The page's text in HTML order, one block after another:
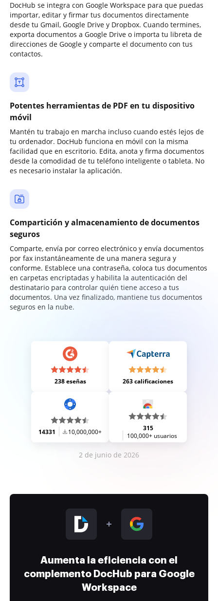
DocHub se integra con Google Workspace para que puedas
importar, editar y firmar tus documentos directamente
desde tu Gmail, Google Drive y Dropbox. Cuando termines,
exporta documentos a Google Drive o importa tu libreta de
direcciones de Google y comparte el documento con tus
contactos.
Potentes herramientas de PDF en tu dispositivo
móvil
Mantén tu trabajo en marcha incluso cuando estés lejos de
tu ordenador. DocHub funciona en móvil con la misma
facilidad que en escritorio. Edita, anota y firma documentos
desde la comodidad de tu teléfono inteligente o tableta. No
es necesario instalar la aplicación.
Compartición y almacenamiento de documentos
seguros
Comparte, envía por correo electrónico y envía documentos
por fax instantáneamente de una manera segura y
conforme. Establece una contraseña, coloca tus documentos
en carpetas encriptadas y habilita la autenticación del
destinatario para controlar quién tiene acceso a tus
documentos. Una vez finalizado, mantiene tus documentos
seguros en la nube.
238 eseñas 263 calificaciones
14331 10,000,000+
315
100,000+ usuarios
2 de junio de 2026
Aumenta la eficiencia con el
complemento DocHub para Google
Workspace